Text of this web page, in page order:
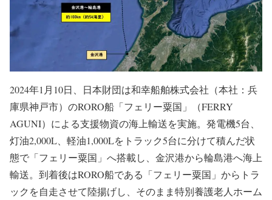
2024年1月10日、日本財団は和幸船舶株式会社（本社：兵
庫県神戸市）のRORO船「フェリー粟国」（FERRY
AGUNI）による支援物資の海上輸送を実施。発電機5台、
灯油2,000L、軽油1,000Lをトラック5台に分けて積んだ状
態で「フェリー粟国」へ搭載し、金沢港から輪島港へ海上
輸送。到着後はRORO船である「フェリー粟国」からトラ
ックを自走させて陸揚げし、そのまま特別養護老人ホーム